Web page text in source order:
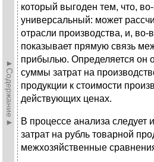
►Содержание►
который выгоден тем, что,
универсальный: может
отрасли производства, и, во-
показывает прямую связь
прибылью. Определяется он
суммы затрат на
продукции к стоимости
действующих ценах.
В процессе анализа следует
затрат на рубль товарной
межхозяйственные